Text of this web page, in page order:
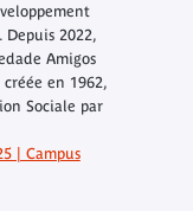
2022,
Amigos
en 1962,
Sociale par
| Campus